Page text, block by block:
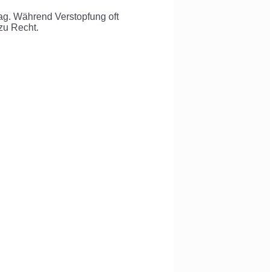
Während Verstopfung oft
Recht.